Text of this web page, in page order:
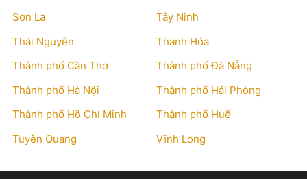
Sơn La
Tây Ninh
Thái Nguyên
Thanh Hóa
Thành phố Cần Thơ
Thành phố Đà Nẵng
Thành phố Hà Nội
Thành phố Hải Phòng
Thành phố Hồ Chí Minh
Thành phố Huế
Tuyên Quang
Vĩnh Long